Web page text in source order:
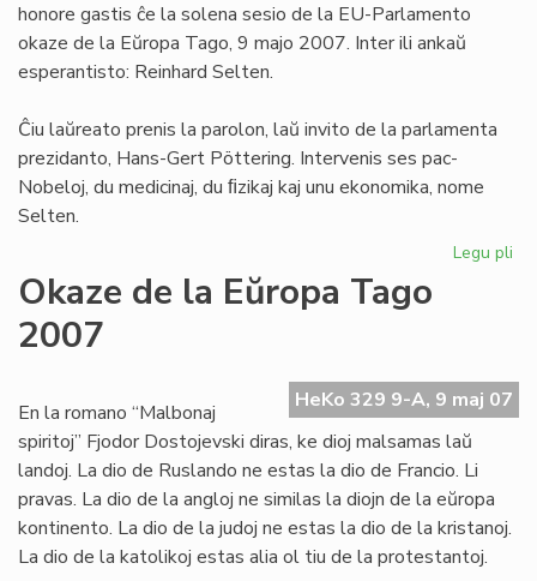
honore gastis ĉe la solena sesio de la EU-Parlamento
okaze de la Eŭropa Tago, 9 majo 2007. Inter ili ankaŭ
esperantisto: Reinhard Selten.
Ĉiu laŭreato prenis la parolon, laŭ invito de la parlamenta
prezidanto, Hans-Gert Pöttering. Intervenis ses pac-
Nobeloj, du medicinaj, du ﬁzikaj kaj unu ekonomika, nome
Selten.
Legu pli
Okaze de la Eŭropa Tago
2007
HeKo 329 9-A, 9 maj 07
En la romano “Malbonaj
spiritoj” Fjodor Dostojevski diras, ke dioj malsamas laŭ
landoj. La dio de Ruslando ne estas la dio de Francio. Li
pravas. La dio de la angloj ne similas la diojn de la eŭropa
kontinento. La dio de la judoj ne estas la dio de la kristanoj.
La dio de la katolikoj estas alia ol tiu de la protestantoj.